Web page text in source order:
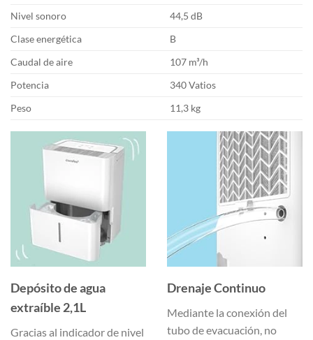
Nivel sonoro
44,5 dB
Clase energética
B
Caudal de aire
107 m³/h
Potencia
340 Vatios
Peso
11,3 kg
Depósito de agua
extraíble 2,1L
Gracias al indicador de nivel
Drenaje Continuo
Mediante la conexión del
tubo de evacuación, no